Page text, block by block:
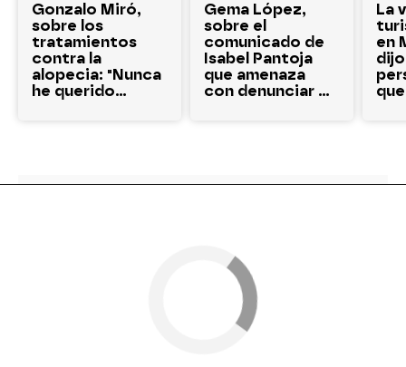
Gonzalo Miró,
sobre los
tratamientos
contra la
alopecia: "Nunca
he querido
Gema López,
sobre el
comunicado de
Isabel Pantoja
que amenaza
con denunciar a
La
en